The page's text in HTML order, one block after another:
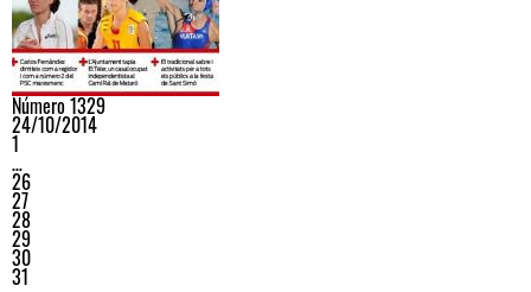
Número 1329
24/10/2014
1
…
26
27
28
29
30
31